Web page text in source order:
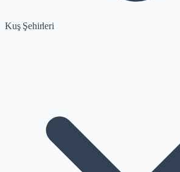
Kuş Şehirleri